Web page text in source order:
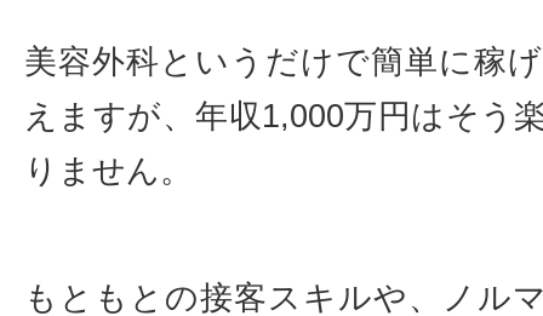
美容外科というだけで簡単に稼
えますが、年収1,000万円はそう
りません。
もともとの接客スキルや、ノル